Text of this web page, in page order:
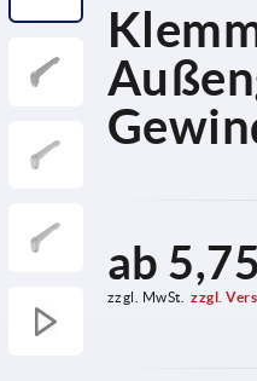
ab
zzgl. MwSt. zzgl.